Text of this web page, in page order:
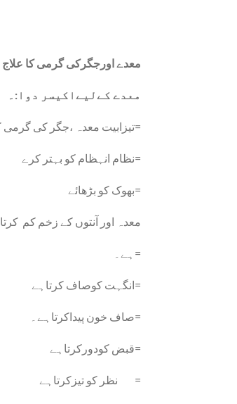
معدے اورجگرکی گرمی کا علاج
معدے کےلیےاکیسر دوا:۔
تیزابیت معدہ ،جگر کی گرمی کو جڑسے ختم کرے=
نظام انہظام کو بہتر کرے=
بھوک کو بڑھائے=
معدہ اور آنتوں کے زخم کم کرتا
ہے۔=
انگہت کوصاف کرتاہے=
صاف خون پیداکرتاہے۔=
قبض کودورکرتاہے=
نظر کو تیزکرتاہے =